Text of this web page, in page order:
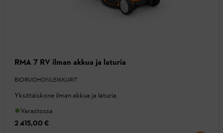
RMA 7 RV ilman akkua ja laturia
BIORUOHONLEIKKURIT
Yksittäiskone ilman akkua ja laturia
Varastossa
2 415,00 €